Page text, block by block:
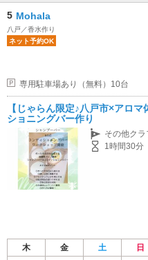
5 Mohala
八戸／香水作り
ネット予約OK
専用駐車場あり（無料）10台
【じゃらん限定♪八戸市×アロ
ショニングバー作り
その他ク
1時間30分
木 金 土 日